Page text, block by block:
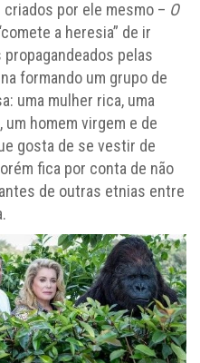
por ele mesmo – O
a heresia” de ir
pelas
formando um grupo de
uma mulher rica, uma
homem virgem e de
gosta de se vestir de
fica por conta de não
de outras etnias entre